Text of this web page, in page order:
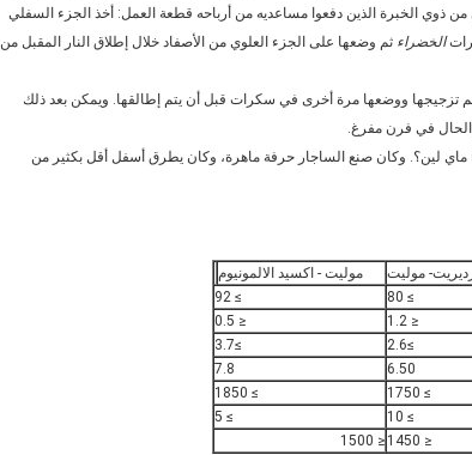
ذوي الخبرة الذين دفعوا مساعديه من أرباحه قطعة العمل: أخذ الجزء السفلي
الخضراء ثم وضعها على الجزء العلوي من الأصفاد خلال إطلاق النار المقبل من
تزجيجها ووضعها مرة أخرى في سكرات قبل أن يتم إطالقها. ويمكن بعد ذلك
في فرن مفرغ.
مسليا بما فيه الكفاية ليتم عرضه على شاشة عرض تلفزيوني وات's ماي لين؟. وكان صنع الساجار حرفة ماهرة، وكان يطرق أسفل أقل بكثير من
موليت
موليت - اكسيد الالمونيوم
≥ 80
≥ 92
≤ 1.2
≤ 0.5
≥2.6
≥3.7
6.50
7.8
≥ 1750
≥ 1850
≥ 10
≥ 5
≤ 1450
≤ 1500